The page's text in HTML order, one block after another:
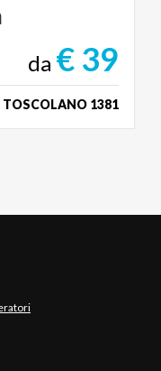
da € 39
TOSCOLANO 1381